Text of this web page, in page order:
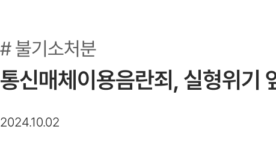
불기소처분
통신매체이용음란죄, 실형위기
2024.10.02